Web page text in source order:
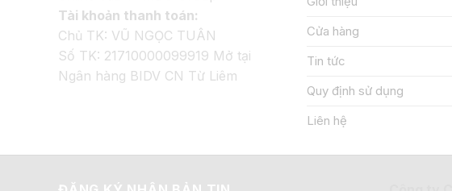
Tài khoản thanh toán:
Chủ TK: VŨ NGỌC TUÂN
Số TK: 21710000099919 Mở tại
Ngân hàng BIDV CN Từ Liêm
Cửa hàng
Tin tức
Quy định sử dụng
Liên hệ